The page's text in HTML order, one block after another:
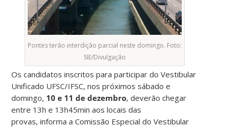
Pontes terão interdição parcial neste domingo. Foto:
SIE/Divulgação
Os candidatos inscritos para participar do Vestibular
Unificado UFSC/IFSC, nos próximos sábado e
domingo, 10 e 11 de dezembro, deverão chegar
entre 13h e 13h45min aos locais das
provas, informa a Comissão Especial do Vestibular